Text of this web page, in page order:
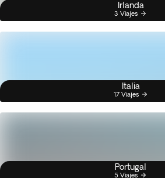
Irlanda
3 Viajes
Italia
17 Viajes
Portugal
5 Viajes